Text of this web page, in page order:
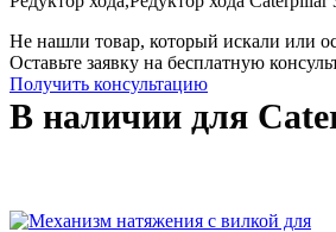
Не нашли товар, который искали или
Оставьте заявку на бесплатную
Получить консультацию
В наличии для